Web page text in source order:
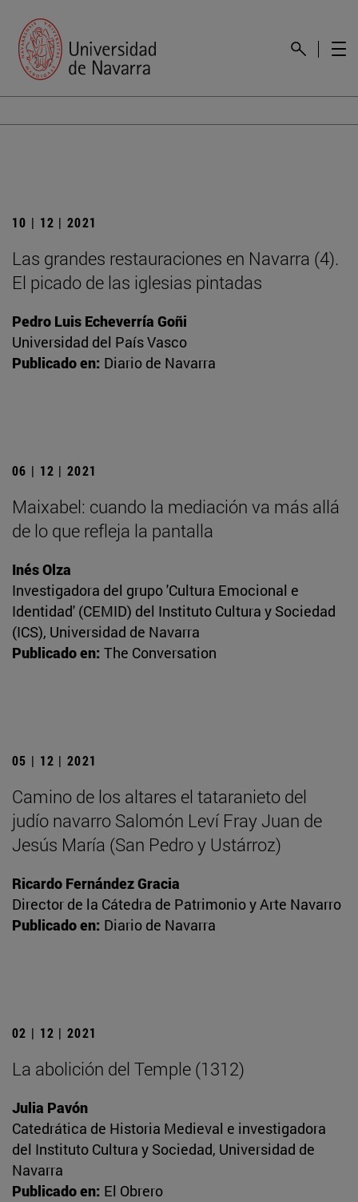
10 | 12 | 2021
Las grandes restauraciones en Navarra (4).
El picado de las iglesias pintadas
Pedro Luis Echeverría Goñi
Universidad del País Vasco
Publicado en: Diario de Navarra
06 | 12 | 2021
Maixabel: cuando la mediación va más allá
de lo que refleja la pantalla
Inés Olza
Investigadora del grupo 'Cultura Emocional e
Identidad' (CEMID) del Instituto Cultura y Sociedad
(ICS), Universidad de Navarra
Publicado en: The Conversation
05 | 12 | 2021
Camino de los altares el tataranieto del
judío navarro Salomón Leví Fray Juan de
Jesús María (San Pedro y Ustárroz)
Ricardo Fernández Gracia
Director de la Cátedra de Patrimonio y Arte Navarro
Publicado en: Diario de Navarra
02 | 12 | 2021
La abolición del Temple (1312)
Julia Pavón
Catedrática de Historia Medieval e investigadora
del Instituto Cultura y Sociedad, Universidad de
Navarra
Publicado en: El Obrero